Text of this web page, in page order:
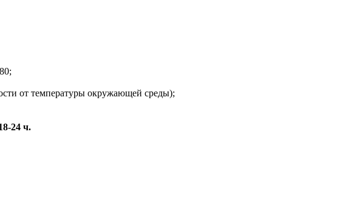
от температуры окружающей среды);
24 ч.